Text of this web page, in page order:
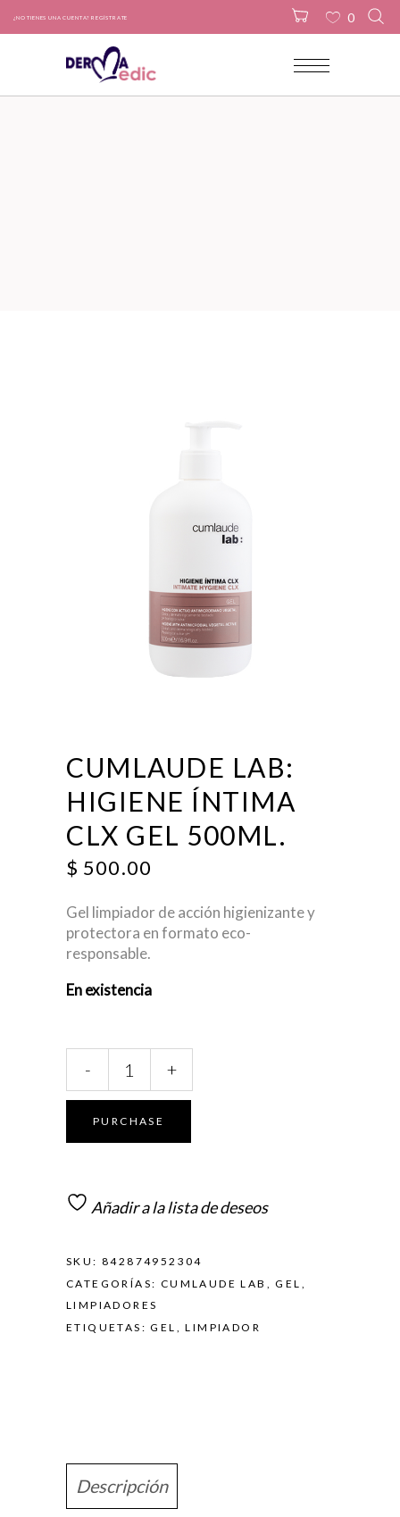
¿NO TIENES UNA CUENTA? REGÍSTRATE
No products in the cart.
0
CUMLAUDE LAB:
HIGIENE ÍNTIMA
CLX GEL 500ML.
$ 500.00
Gel limpiador de acción higienizante y
protectora en formato eco-
responsable.
En existencia
Higiene
Íntima
CLX
quantity
- +
PURCHASE
Añadir a la lista de deseos
SKU: 842874952304
CATEGORÍAS: CUMLAUDE LAB ,GEL
LIMPIADORES
ETIQUETAS:GEL ,LIMPIADOR
Descripción